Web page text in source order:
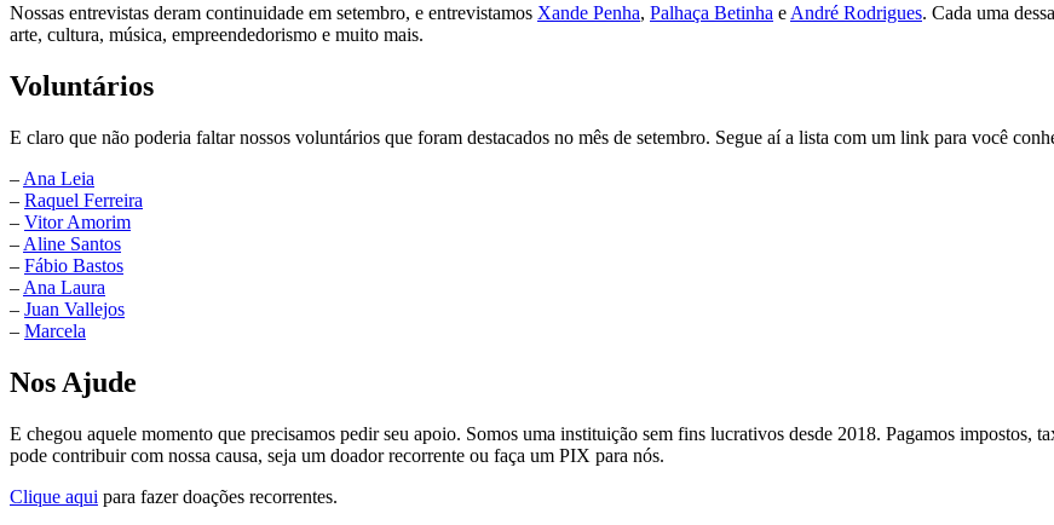
Nossas entrevistas deram continuidade em setembro, e entrevistamos Xande Penha, Palhaça Betinha e André Rodrigues. Cada uma
arte, cultura, música, empreendedorismo e muito mais.
Voluntários
E claro que não poderia faltar nossos voluntários que foram destacados no mês de setembro. Segue aí a lista com um link para você
– Ana Leia
– Raquel Ferreira
– Vitor Amorim
– Aline Santos
– Fábio Bastos
– Ana Laura
– Juan Vallejos
– Marcela
Nos Ajude
E chegou aquele momento que precisamos pedir seu apoio. Somos uma instituição sem fins lucrativos desde 2018. Pagamos impostos,
pode contribuir com nossa causa, seja um doador recorrente ou faça um PIX para nós.
Clique aqui para fazer doações recorrentes.